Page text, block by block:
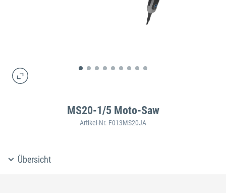
MS20-1/5 Moto-Saw
Artikel-Nr. F013MS20JA
Übersicht